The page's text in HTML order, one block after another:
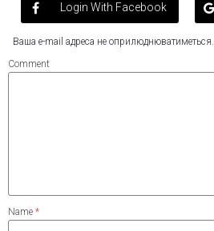
Login With Facebook
Ваша e-mail адреса не оприлюднюватиметься.
Comment
Name *